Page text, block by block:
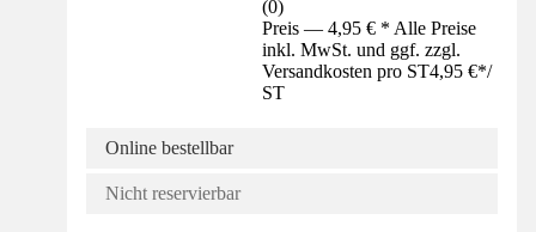
(0)
Preis — 4,95 € * Alle Preise
inkl. MwSt. und ggf. zzgl.
Versandkosten pro ST4,95 €*/
ST
Online bestellbar
Nicht reservierbar